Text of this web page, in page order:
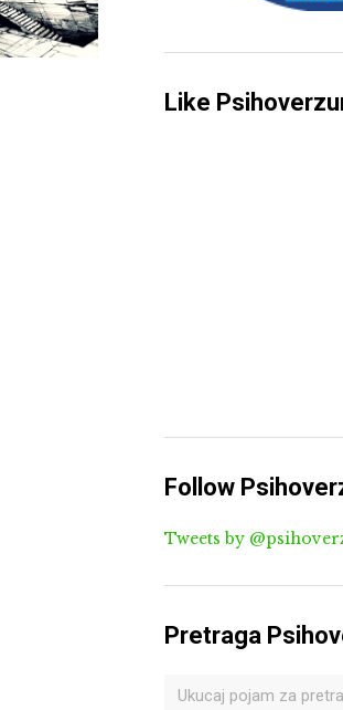
Like
Follow
Tweets by
Pretraga